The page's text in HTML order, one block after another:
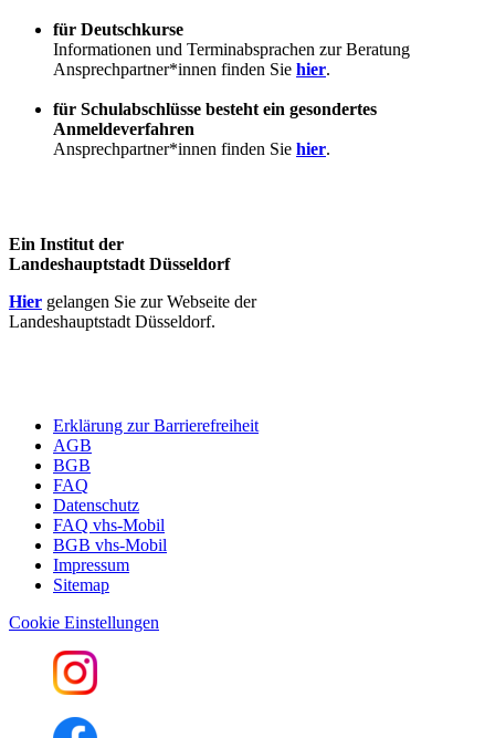
für Deutschkurse
Informationen und Terminabsprachen zur Beratung
Ansprechpartner*innen finden Sie hier.
für Schulabschlüsse besteht ein gesondertes
Anmeldeverfahren
Ansprechpartner*innen finden Sie hier.
Ein Institut der
Landeshauptstadt Düsseldorf
Hier gelangen Sie zur Webseite der
Landeshauptstadt Düsseldorf.
Erklärung zur Barrierefreiheit
AGB
BGB
FAQ
Datenschutz
FAQ vhs-Mobil
BGB vhs-Mobil
Impressum
Sitemap
Cookie Einstellungen